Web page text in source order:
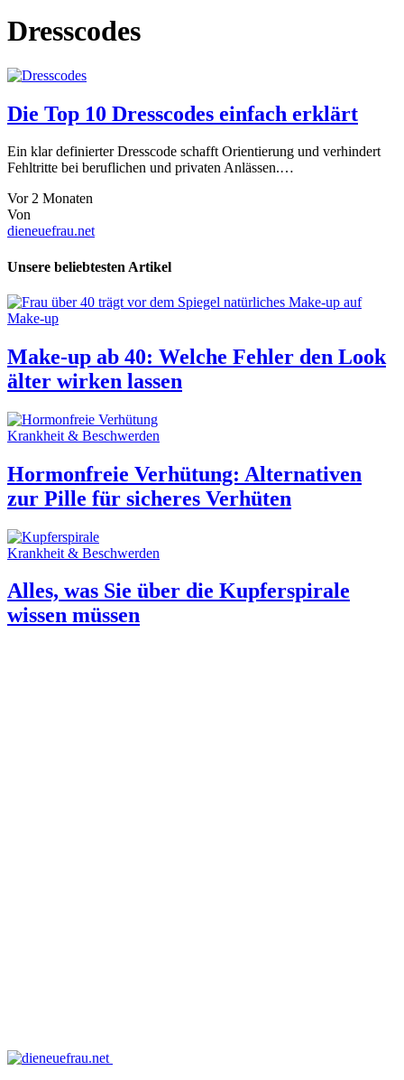
Dresscodes
Die Top 10 Dresscodes einfach erklärt
Ein klar definierter Dresscode schafft Orientierung und verhindert
Fehltritte bei beruflichen und privaten Anlässen.…
Vor 2 Monaten
Von
dieneuefrau.net
Unsere beliebtesten Artikel
Make-up
Make-up ab 40: Welche Fehler den Look
älter wirken lassen
Krankheit & Beschwerden
Hormonfreie Verhütung: Alternativen
zur Pille für sicheres Verhüten
Krankheit & Beschwerden
Alles, was Sie über die Kupferspirale
wissen müssen